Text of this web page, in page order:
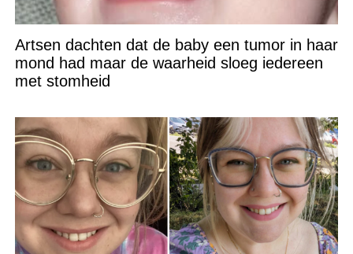
Artsen dachten dat de baby een tumor in haar
mond had maar de waarheid sloeg iedereen
met stomheid